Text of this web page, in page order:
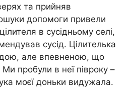
та прийняв
допомоги привели
в сусідньому селі,
сусід. Цілителька
але впевненою, що
пробули в неї півроку –
моєї доньки видужала.